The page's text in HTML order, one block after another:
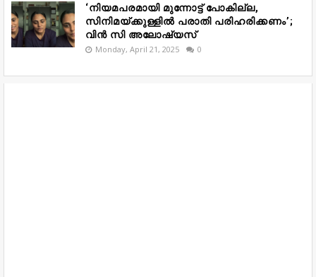
‘നിയമപരമായി മുന്നോട്ട് പോകില്ല,
സിനിമയ്ക്കുള്ളിൽ പരാതി പരിഹരിക്കണം’;
വിൻ സി അലോഷ്യസ്
Monday, April 21, 2025 0